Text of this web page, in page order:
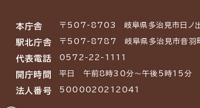
本庁舎 〒507-8703 岐阜県多治見市日
駅北庁舎 〒507-8787 岐阜県多治見市音
代表電話 0572-22-1111
開庁時間 平日 午前8時30分～午後5時15分
法人番号 5000020212041